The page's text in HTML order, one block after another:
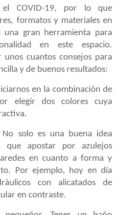
el COVID-19, por lo que
formatos y materiales en
una gran herramienta para
en este espacio.
cuantos consejos para
y de buenos resultados:
en la combinación de
elegir dos colores cuya
solo es una buena idea
que apostar por azulejos
en cuanto a forma y
Por ejemplo, hoy en día
con alicatados de
en contraste.